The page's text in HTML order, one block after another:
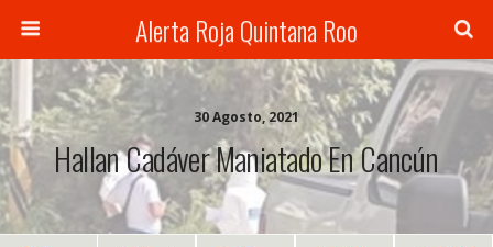
Alerta Roja Quintana Roo
30 Agosto, 2021
Hallan Cadáver Maniatado En Cancún